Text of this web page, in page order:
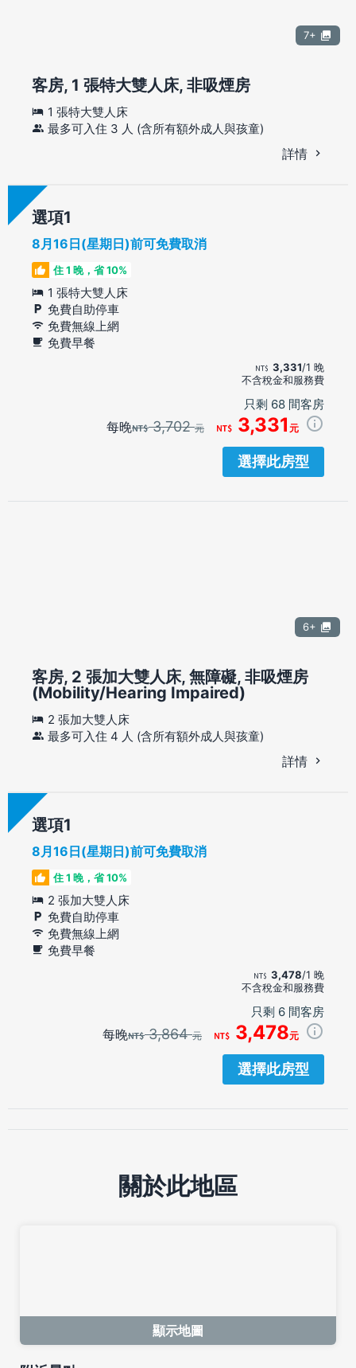
7+
客房, 1 張特大雙人床, 非吸煙房
1 張特大雙人床
最多可入住 3 人 (含所有額外成人與孩童)
詳情
選項
8月16日(星期日)前可免費取消
住 1 晚，省 10%
1 張特大雙人床
免費自助停車
免費無線上網
免費早餐
3,331/1 晚
不含稅金和服務費
只剩 68 間客房
每晚 3,702元 3,331 元
選擇此房型
6+
客房, 2 張加大雙人床, 無障礙, 非吸煙房
(Mobility/Hearing Impaired)
2 張加大雙人床
最多可入住 4 人 (含所有額外成人與孩童)
詳情
選項
8月16日(星期日)前可免費取消
住 1 晚，省 10%
2 張加大雙人床
免費自助停車
免費無線上網
免費早餐
3,478/1 晚
不含稅金和服務費
只剩 6 間客房
每晚 3,864元 3,478元
選擇此房型
關於此地區
顯示地圖